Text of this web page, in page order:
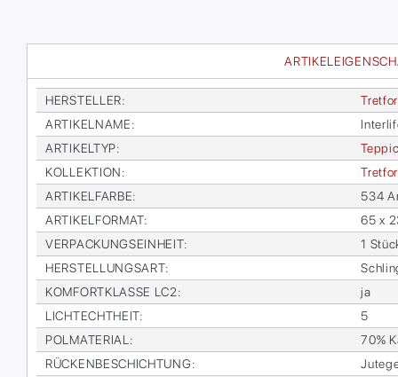
HER­STEL­LER:
AR­TI­KEL­NA­ME:
AR­TI­KEL­TYP:
KOL­LEK­TI­ON:
AR­TI­KEL­FAR­BE:
534
AR­TI­KEL­FOR­MAT:
65 x
VER­PA­CKUNGS­EIN­HEIT:
1
HER­STEL­LUNGS­ART:
KOM­FORT­KLAS­SE LC2:
ja
LICHTECHT­HEIT:
5
POL­MA­TE­RI­AL :
70%
RÜ­CKEN­BE­SCHICH­TUNG: